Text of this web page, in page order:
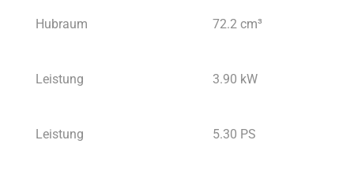
Hubraum 72.2 cm³
Leistung 3.90 kW
Leistung 5.30 PS